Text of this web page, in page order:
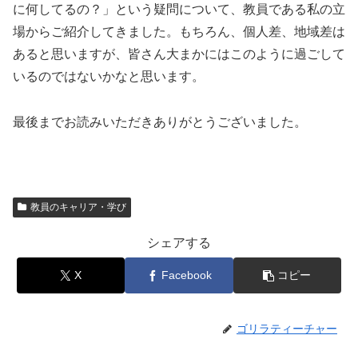
に何してるの？」という疑問について、教員である私の立
場からご紹介してきました。もちろん、個人差、地域差は
あると思いますが、皆さん大まかにはこのように過ごして
いるのではないかなと思います。
最後までお読みいただきありがとうございました。
教員のキャリア・学び
シェアする
X Facebook コピー
ゴリラティーチャー